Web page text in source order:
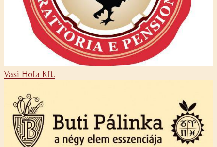
Vasi Hofa Kft.